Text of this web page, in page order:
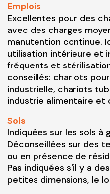
Emplois
Excellentes pour des
avec des charges
manutention continue.
utilisation intérieure et
fréquents et
conseillés: chariots
industrielle, chariots
industrie alimentaire et
Sols
Indiquées sur les sols
Déconseillées sur des
ou en présence de
Pas indiquées s'il y a
petites dimensions, le